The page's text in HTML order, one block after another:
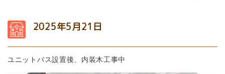
2025年5月21日
ユニットバス設置後、内装木工事中